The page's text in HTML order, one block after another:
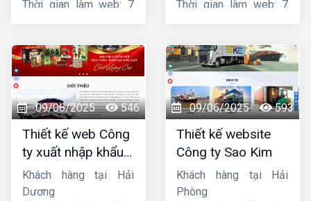
Thời gian làm web: 7
Thời gian làm web: 7
09/06/2025 546
Thiết kế web Công
ty xuất nhập khẩu
Thiên Thuận Phát
Khách hàng tại Hải
Dương
09/06/2025 593
Thiết kế website
Công ty Sao Kim
Khách hàng tại Hải
Phòng